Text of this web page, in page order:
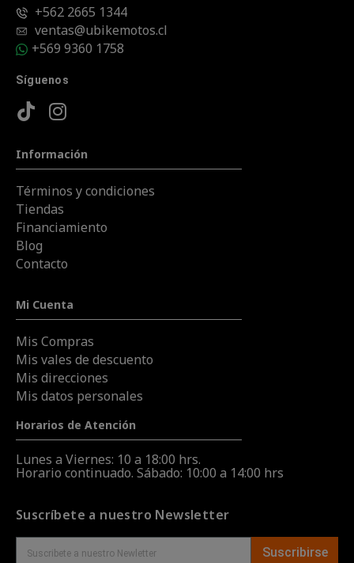
+562 2665 1344
ventas@ubikemotos.cl
+569 9360 1758
Síguenos
Información
Términos y condiciones
Tiendas
Financiamiento
Blog
Contacto
Mi Cuenta
Mis Compras
Mis vales de descuento
Mis direcciones
Mis datos personales
Horarios de Atención
Lunes a Viernes: 10 a 18:00 hrs.
Horario continuado. Sábado: 10:00 a 14:00 hrs
Suscríbete a nuestro Newsletter
Suscribirse